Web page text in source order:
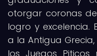
otorgar coronas
logro y excelencia.
a la Antigua
los Juegos